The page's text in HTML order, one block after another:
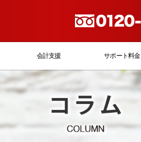
会計支援 サポート料金